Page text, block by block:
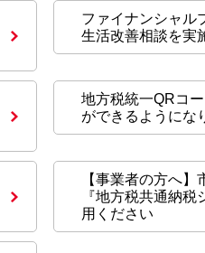
ファイナンシャル
生活改善相談を実
地方税統一QRコ
ができるようにな
【事業者の方へ】
『地方税共通納税
用ください